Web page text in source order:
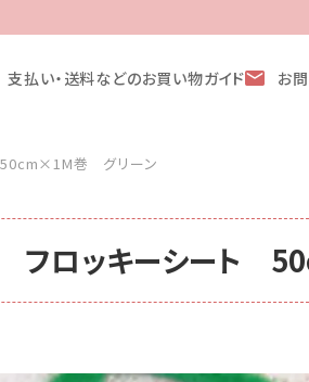
支払い・送料などのお買い物ガイド お
巻 グリーン
フロッキーシート